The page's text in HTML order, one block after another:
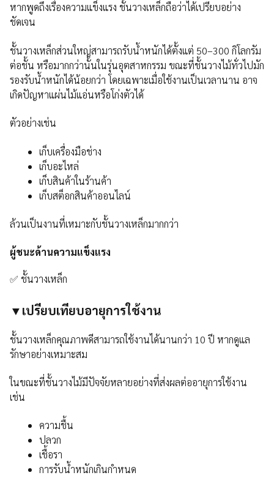
หากพูดถึงเรื่องความแข็งแรง ชั้นวางเหล็กถือว่าได้เปรียบอย่าง
ชัดเจน
ชั้นวางเหล็กส่วนใหญ่สามารถรับน้ำหนักได้ตั้งแต่ 50–300 กิโลกรัม
ต่อชั้น หรือมากกว่านั้นในรุ่นอุตสาหกรรม ขณะที่ชั้นวางไม้ทั่วไปมัก
รองรับน้ำหนักได้น้อยกว่า โดยเฉพาะเมื่อใช้งานเป็นเวลานาน อาจ
เกิดปัญหาแผ่นไม้แอ่นหรือโก่งตัวได้
ตัวอย่างเช่น
เก็บเครื่องมือช่าง
เก็บอะไหล่
เก็บสินค้าในร้านค้า
เก็บสต็อกสินค้าออนไลน์
ล้วนเป็นงานที่เหมาะกับชั้นวางเหล็กมากกว่า
ผู้ชนะด้านความแข็งแรง
✅ ชั้นวางเหล็ก
▼เปรียบเทียบอายุการใช้งาน
ชั้นวางเหล็กคุณภาพดีสามารถใช้งานได้นานกว่า 10 ปี หากดูแล
รักษาอย่างเหมาะสม
ในขณะที่ชั้นวางไม้มีปัจจัยหลายอย่างที่ส่งผลต่ออายุการใช้งาน
เช่น
ความชื้น
ปลวก
เชื้อรา
การรับน้ำหนักเกินกำหนด